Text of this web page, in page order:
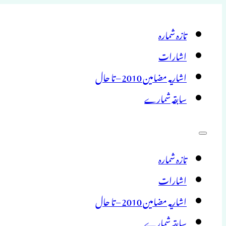
تازہ شمارہ
اشارات
اشاریہ مضامین 2010 – تا حال
سابقہ شمارے
تازہ شمارہ
اشارات
اشاریہ مضامین 2010 – تا حال
سابقہ شمارے